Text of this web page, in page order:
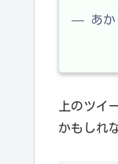
— あか
上のツイ
かもしれ